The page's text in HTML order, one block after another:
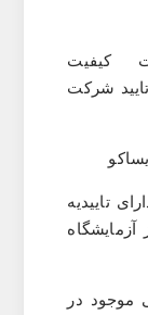
کیفیت
شرکت
تاییدیه
موجود در